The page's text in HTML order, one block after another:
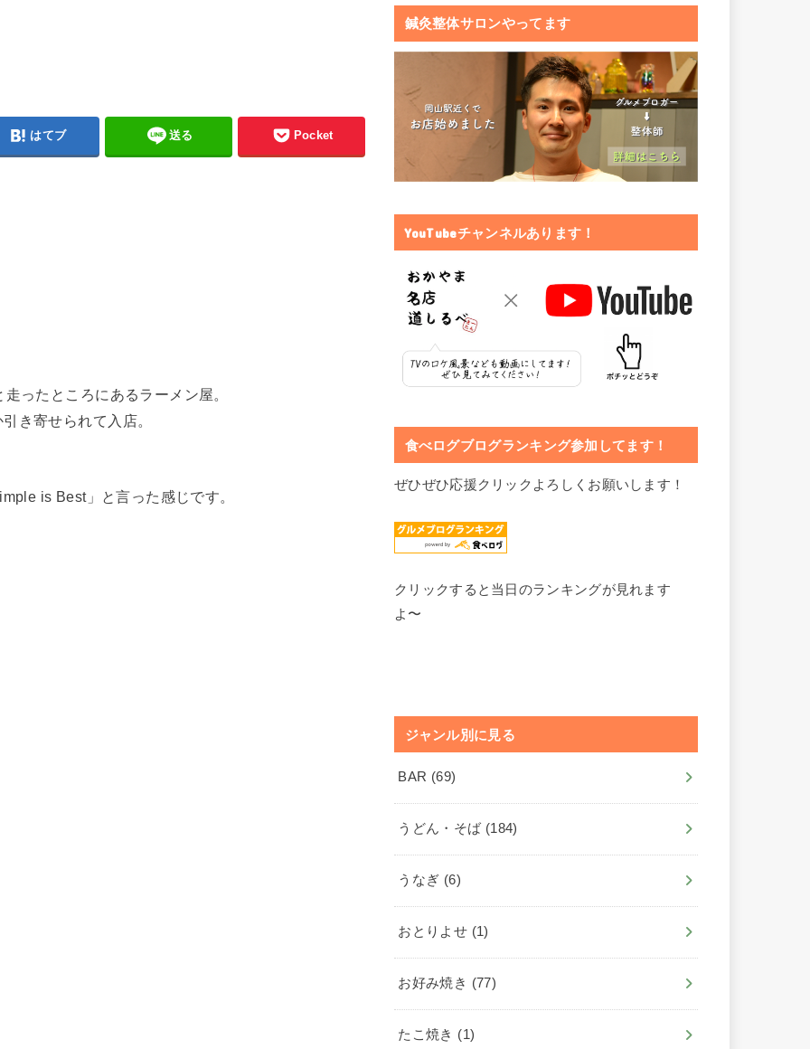
はてブ 送る Pocket
ったところにあるラーメン屋。
き寄せられて入店。
is Best」と言った感じです。
鍼灸整体サロンやってます
YouTubeチャンネルあります！
食べログブログランキング参加してます！
ぜひぜひ応援クリックよろしくお願いします！
クリックすると当日のランキングが見れます
よ〜
ジャンル別に見る
BAR (69)
うどん・そば (184)
うなぎ (6)
おとりよせ (1)
お好み焼き (77)
たこ焼き (1)